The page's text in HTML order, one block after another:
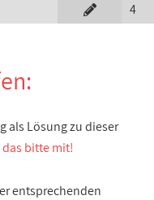
4
als Lösung zu dieser
bitte mit!
entsprechenden